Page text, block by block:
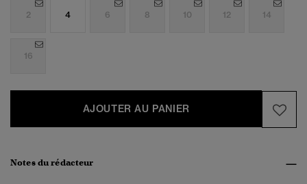
2 4 6 8 10 12 14
16
AJOUTER AU PANIER
Notes du rédacteur